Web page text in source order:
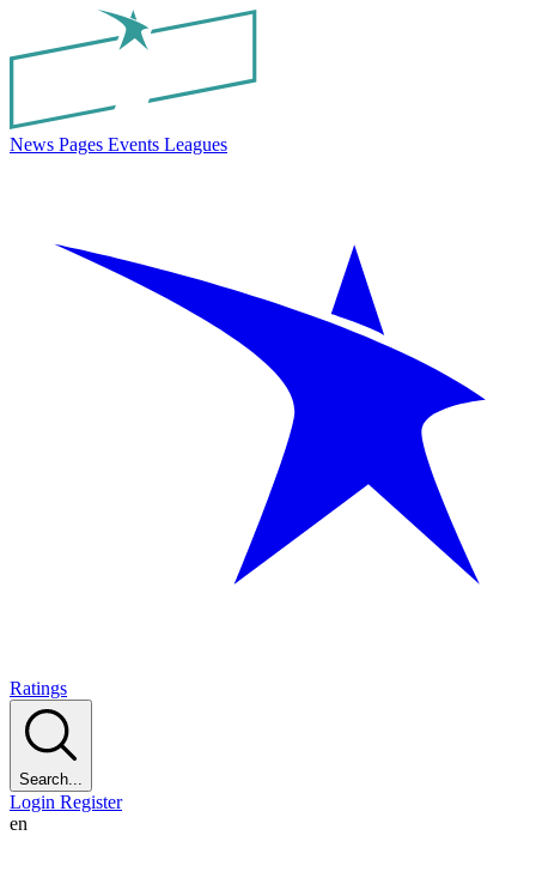
News Pages Events Leagues
Ratings
Search...
Login Register
en